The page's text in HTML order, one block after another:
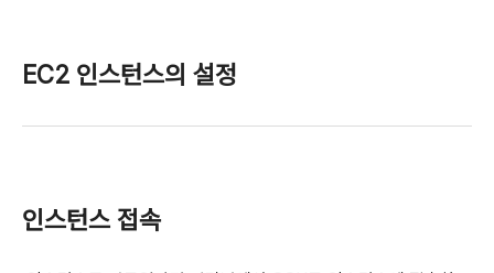
EC2 인스턴스의 설정
인스턴스 접속